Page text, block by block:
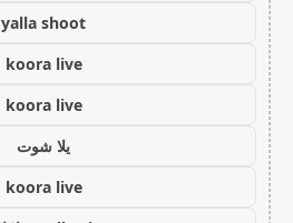
yalla shoot
koora live
koora live
يلا شوت
koora live